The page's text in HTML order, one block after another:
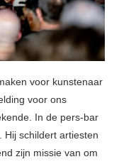
voor kunstenaar
voor ons
In de pers-bar
Hij schildert artiesten
zijn missie van om